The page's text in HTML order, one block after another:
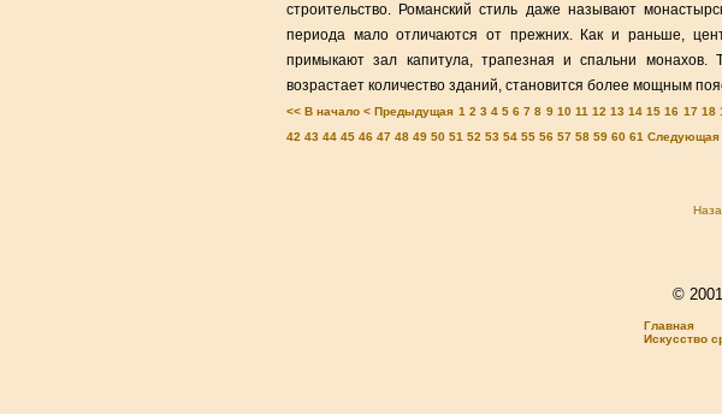
строительство. Романский стиль даже называют
периода мало отличаются от прежних. Как и раньше,
примыкают зал капитула, трапезная и спальни монахов.
возрастает количество зданий, становится более мощным
<< В начало < Предыдущая 1 2 3 4 5 6 7 8 9 10 11 12 13 14 15 16 17 18
42 43 44 45 46 47 48 49 50 51 52 53 54 55 56 57 58 59 60 61 Следующая
©
Главная
Искусство